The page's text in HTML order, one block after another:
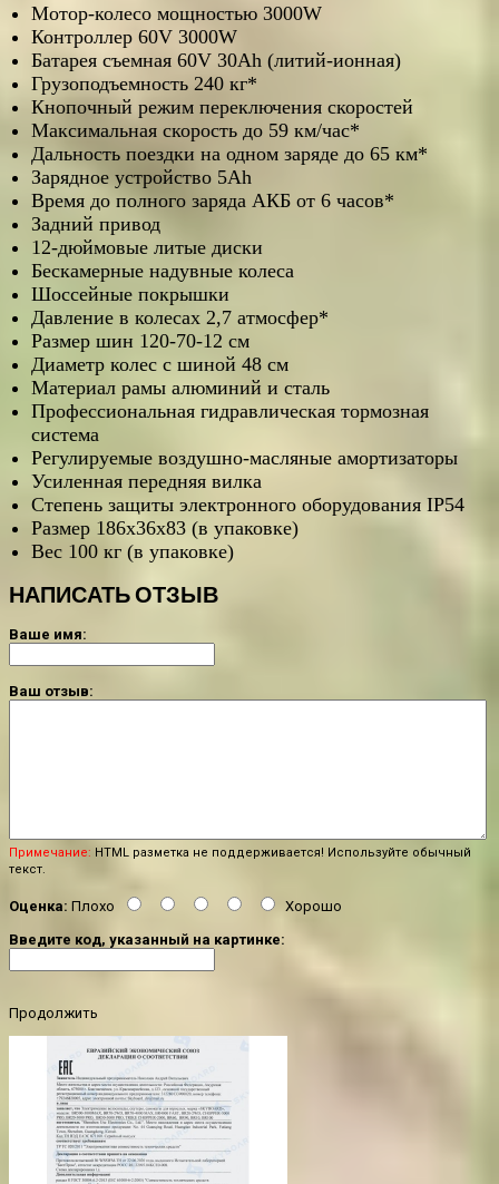
Мотор-колесо мощностью 3000W
Контроллер 60V 3000W
Батарея съемная 60V 30Аh (литий-ионная)
Грузоподъемность 240 кг*
Кнопочный режим переключения скоростей
Максимальная скорость до 59 км/час*
Дальность поездки на одном заряде до 65 км*
Зарядное устройство 5Ah
Время до полного заряда АКБ от 6 часов*
Задний привод
12-дюймовые литые диски
Бескамерные надувные колеса
Шоссейные покрышки
Давление в колесах 2,7 атмосфер*
Размер шин 120-70-12 см
Диаметр колес с шиной 48 см
Материал рамы алюминий и сталь
Профессиональная гидравлическая тормозная
система
Регулируемые воздушно-масляные амортизаторы
Усиленная передняя вилка
Степень защиты электронного оборудования IP54
Размер 186х36х83 (в упаковке)
Вес 100 кг (в упаковке)
НАПИСАТЬ ОТЗЫВ
Ваше имя:
Ваш отзыв:
Примечание: HTML разметка не поддерживается! Используйте обычный
текст.
Оценка: Плохо
Хорошо
Введите код, указанный на картинке:
Продолжить